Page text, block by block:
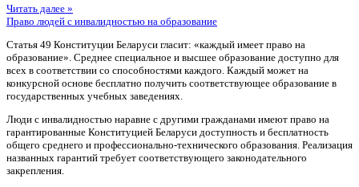
Читать далее »
Право людей с инвалидностью на образование
Статья 49 Конституции Беларуси гласит: «каждый имеет право на
образование». Среднее специальное и высшее образование доступно для
всех в соответствии со способностями каждого. Каждый может на
конкурсной основе бесплатно получить соответствующее образование в
государственных учебных заведениях.
Люди с инвалидностью наравне с другими гражданами имеют право на
гарантированные Конституцией Беларуси доступность и бесплатность
общего среднего и профессионально-технического образования. Реализация
названных гарантий требует соответствующего законодательного
закрепления.